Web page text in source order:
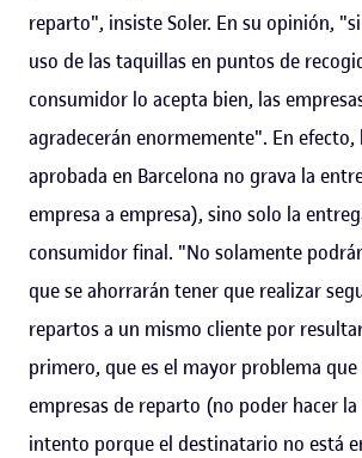
reparto", insiste Soler. En su opinión,
uso de las taquillas en puntos de
consumidor lo acepta bien, las
agradecerán enormemente". En efecto,
aprobada en Barcelona no grava la
empresa a empresa), sino solo la
consumidor final. "No solamente
que se ahorrarán tener que realizar
repartos a un mismo cliente por
primero, que es el mayor problema que
empresas de reparto (no poder hacer
intento porque el destinatario no está